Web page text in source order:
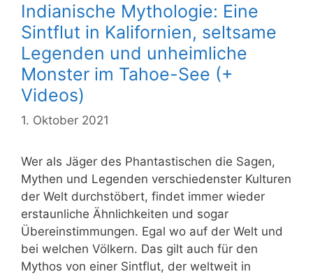
Indianische Mythologie: Eine
Sintflut in Kalifornien, seltsame
Legenden und unheimliche
Monster im Tahoe-See (+
Videos)
1. Oktober 2021
Wer als Jäger des Phantastischen die Sagen,
Mythen und Legenden verschiedenster Kulturen
der Welt durchstöbert, findet immer wieder
erstaunliche Ähnlichkeiten und sogar
Übereinstimmungen. Egal wo auf der Welt und
bei welchen Völkern. Das gilt auch für den
Mythos von einer Sintflut, der weltweit in